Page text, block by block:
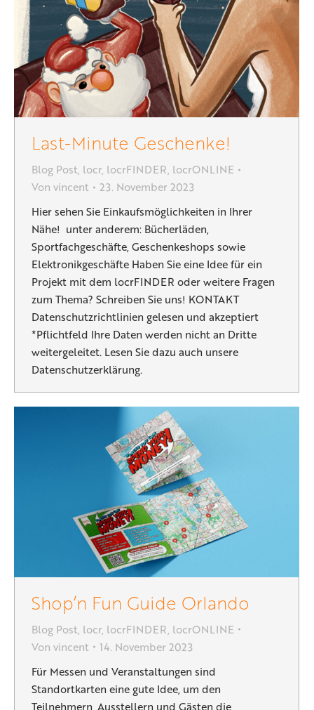
Last-Minute Geschenke!
Blog Post, locr, locrFINDER, locrONLINE
Von vincent
23. November 2023
Hier sehen Sie Einkaufsmöglichkeiten in Ihrer
Nähe! unter anderem: Bücherläden,
Sportfachgeschäfte, Geschenkeshops sowie
Elektronikgeschäfte Haben Sie eine Idee für ein
Projekt mit dem locrFINDER oder weitere Fragen
zum Thema? Schreiben Sie uns! KONTAKT
Datenschutzrichtlinien gelesen und akzeptiert
*Pflichtfeld Ihre Daten werden nicht an Dritte
weitergeleitet. Lesen Sie dazu auch unsere
Datenschutzerklärung.
Shop’n Fun Guide Orlando
Blog Post, locr, locrFINDER, locrONLINE
Von vincent
14. November 2023
Für Messen und Veranstaltungen sind
Standortkarten eine gute Idee, um den
Teilnehmern, Ausstellern und Gästen die